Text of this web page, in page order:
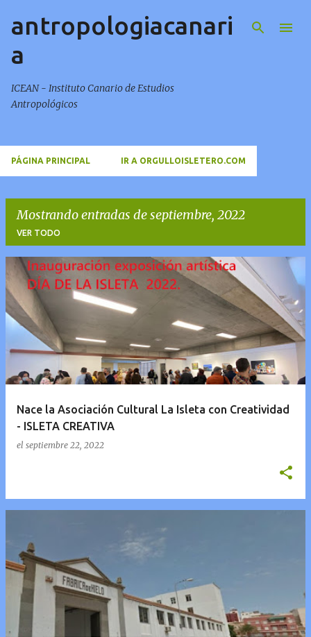
Ir al contenido principal
antropologiacanari
a
ICEAN - Instituto Canario de Estudios
Antropológicos
PÁGINA PRINCIPAL IR A ORGULLOISLETERO.COM
Mostrando entradas de septiembre, 2022
VER TODO
E
n
t
a
d
Nace la Asociación Cultural La Isleta con Creatividad
- ISLETA CREATIVA
el septiembre 22, 2022